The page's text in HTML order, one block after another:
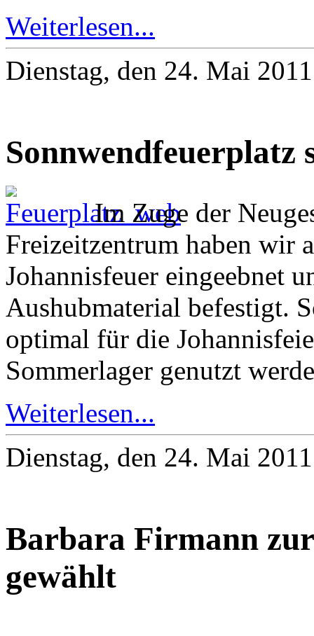
Weiterlesen...
Dienstag, den 24. Mai
Sonnwendfeuerplatz
Im Zuge der
Freizeitzentrum haben wir
Johannisfeuer eingeebnet
Aushubmaterial befestigt.
optimal für die
Sommerlager genutzt
Weiterlesen...
Dienstag, den 24. Mai
Barbara Firmann
gewählt